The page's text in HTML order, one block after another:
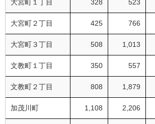
大宮町１丁目 328 523
大宮町２丁目 425 766
大宮町３丁目 508 1,013
文教町１丁目 350 557
文教町２丁目 808 1,879
加茂川町 1,108 2,206